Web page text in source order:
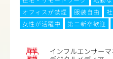
オフィスが禁煙
服装自由
女性が活躍中
第二新卒歓迎
職種 インフルエンサー
業種